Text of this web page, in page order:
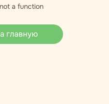
a function
главную